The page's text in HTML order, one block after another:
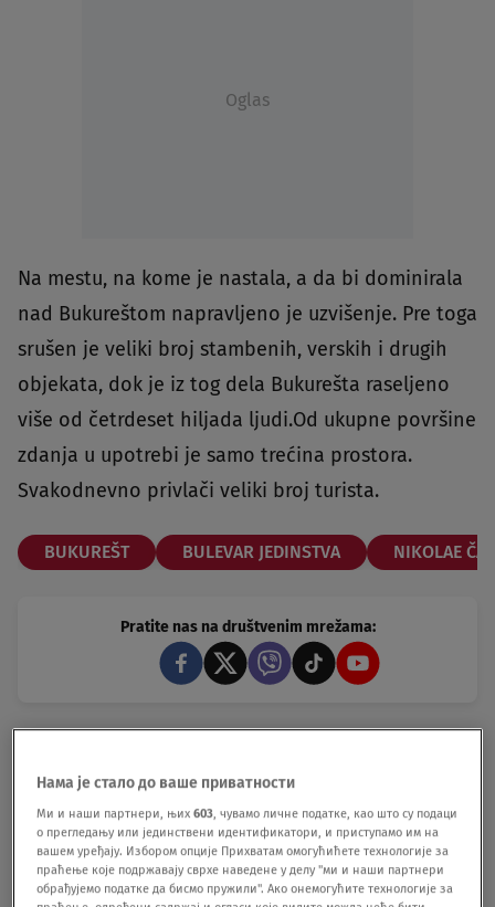
Oglas
Na mestu, na kome je nastala, a da bi dominirala
nad Bukureštom napravljeno je uzvišenje. Pre toga
srušen je veliki broj stambenih, verskih i drugih
objekata, dok je iz tog dela Bukurešta raseljeno
više od četrdeset hiljada ljudi.Od ukupne površine
zdanja u upotrebi je samo trećina prostora.
Svakodnevno privlači veliki broj turista.
BUKUREŠT BULEVAR JEDINSTVA NIKOLAE
Pratite nas na društvenim mrežama:
Učestvuj u diskusiji ili pročitaj komentare
Budite prvi koji će ostaviti komentar
Нама је стало до ваше приватности
Ми и наши партнери, њих603, чувамо личне податке, као што су подаци
о прегледању или јединствени идентификатори, и приступамо им на
вашем уређају. Избором опције Прихватам омогућићете технологије за
праћење које подржавају сврхе наведене у делу "ми и наши партнери
обрађујемо податке да бисмо пружили". Ако онемогућите технологије за